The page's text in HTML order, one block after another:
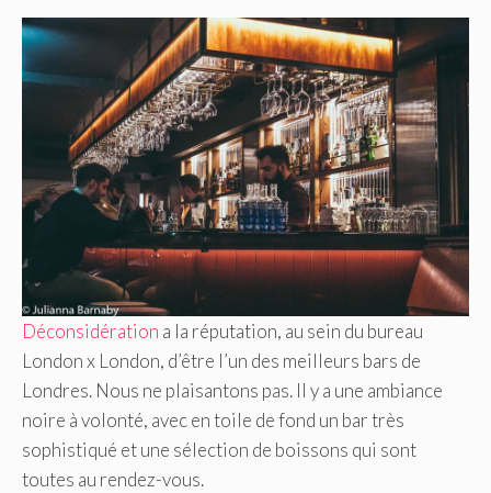
Déconsidération a la réputation, au sein du bureau
London x London, d’être l’un des meilleurs bars de
Londres. Nous ne plaisantons pas. Il y a une ambiance
noire à volonté, avec en toile de fond un bar très
sophistiqué et une sélection de boissons qui sont
toutes au rendez-vous.